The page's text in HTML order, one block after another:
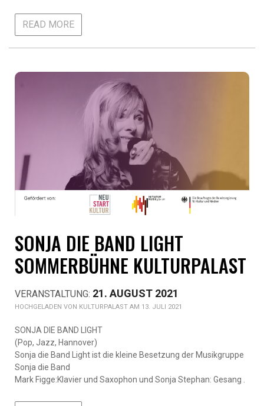
READ MORE
SONJA DIE BAND LIGHT
SOMMERBÜHNE KULTURPALAST
21. AUGUST 2021
KULTURPALAST AM 13. JULI 2021
SONJA DIE BAND LIGHT
(Pop, Jazz, Hannover)
Sonja die Band Light ist die kleine Besetzung der Musikgruppe
Sonja die Band
Mark Figge:Klavier und Saxophon und Sonja Stephan: Gesang .